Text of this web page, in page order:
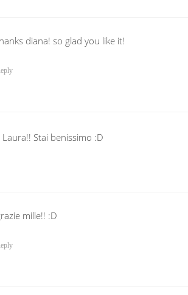
diana! so glad you like it!
Laura!! Stai benissimo :D
mille!! :D